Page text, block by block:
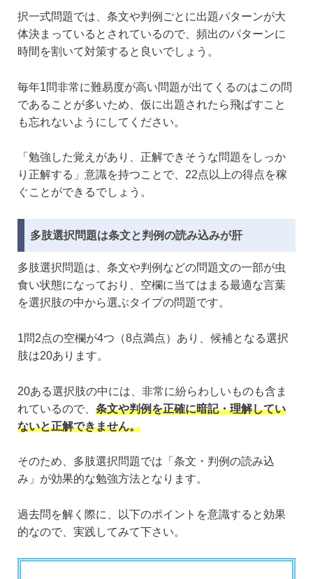
択一式問題では、条文や判例ごとに出題パターンが大
体決まっているとされているので、頻出のパターンに
時間を割いて対策すると良いでしょう。
毎年1問非常に難易度が高い問題が出てくるのはこの問
であることが多いため、仮に出題されたら飛ばすこと
も忘れないようにしてください。
「勉強した覚えがあり、正解できそうな問題をしっか
り正解する」意識を持つことで、22点以上の得点を稼
ぐことができるでしょう。
多肢選択問題は条文と判例の読み込みが肝
多肢選択問題は、条文や判例などの問題文の一部が虫
食い状態になっており、空欄に当てはまる最適な言葉
を選択肢の中から選ぶタイプの問題です。
1問2点の空欄が4つ（8点満点）あり、候補となる選択
肢は20あります。
20ある選択肢の中には、非常に紛らわしいものも含ま
れているので、 条文や判例を正確に暗記・理解してい
ないと正解できません。
そのため、多肢選択問題では「条文・判例の読み込
み」が効果的な勉強方法となります。
過去問を解く際に、以下のポイントを意識すると効果
的なので、実践してみて下さい。